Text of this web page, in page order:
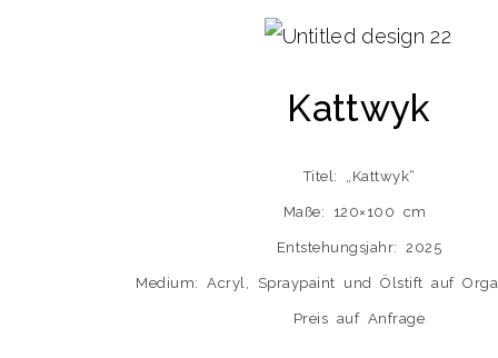
Kattwyk
Titel: „Kattwyk“
Maße: 120×100 cm
Entstehungsjahr: 2025
Medium: Acryl, Spraypaint und Ölstift auf
Preis auf Anfrage